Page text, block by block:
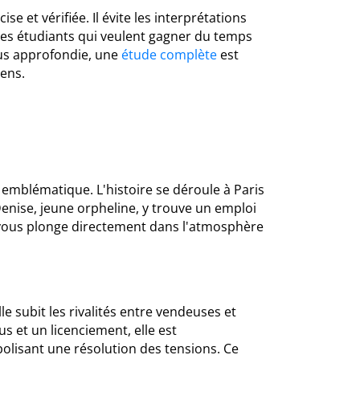
et vérifiée. Il évite les interprétations
étudiants qui veulent gagner du temps
approfondie, une étude complète est
L'histoire se déroule à Paris
jeune orpheline, y trouve un emploi
plonge directement dans l'atmosphère
subit les rivalités entre vendeuses et
et un licenciement, elle est
une résolution des tensions. Ce